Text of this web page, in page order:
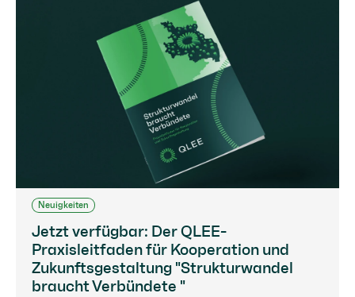
Neuigkeiten
Jetzt verfügbar: Der QLEE-
Praxisleitfaden für Kooperation und
Zukunftsgestaltung "Strukturwandel
braucht Verbündete "